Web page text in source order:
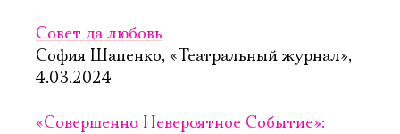
Совет да любовь
София Шапенко, «Театральный журнал»,
4.03.2024
«Совершенно Невероятное Событие»: